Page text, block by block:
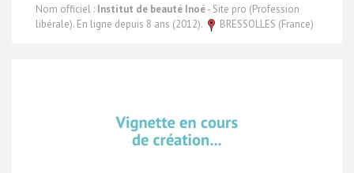
Nom officiel : Institut de beauté Inoé- Site pro (Profession
libérale). En ligne depuis 8 ans (2012).
BRESSOLLES (France)